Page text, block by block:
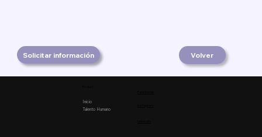
Solicitar información Volver
Inicio
Talento Humano